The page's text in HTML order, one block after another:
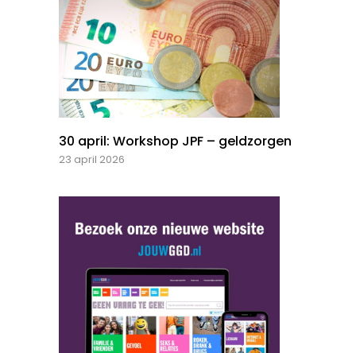
30 april: Workshop JPF – geldzorgen
23 april 2026